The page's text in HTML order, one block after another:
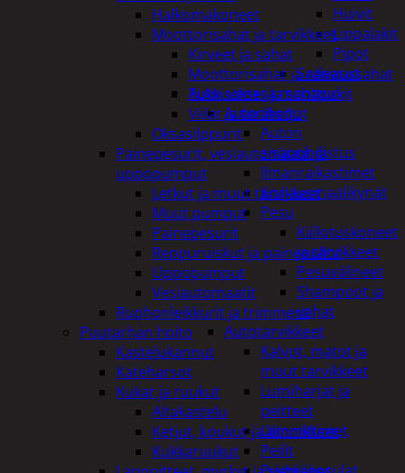
Huivit
Lippalakit
Pipot
Sadeasut
Auto, vene ja moottori
Autonhoito
Auton
sisäpuhdistus
Ilmanraikastimet
Korjausmaalikynät
Pesu
Kiillotuskoneet
ja tarvikkeet
Pesuvälineet
Shampoot ja
vahat
Autotarvikkeet
Kalvot, matot ja
muut tarvikkeet
Lumiharjat ja
peitteet
Lämmittimet
Peilit
Halkomakoneet
Moottorisahat ja tarvikkeet
Kirveet ja sahat
Moottorisahat ja raivaussahat
Tukkisakset ja sahapukit
Viilat ja teräketjut
Oksasilppurit
Painepesurit, vesiautomaatit ja
uppopumput
Letkut ja muut tarvikkeet
Muut pumput
Painepesurit
Reppuruiskut ja painepullot
Uppopumput
Vesiautomaatit
Ruohonleikkurit ja trimmerit
Puutarhan hoito
Kastelukannut
Kateharsot
Kukat ja ruukut
Altakastelu
Ketjut, koukut ja kiinnikkeet
Kukkaruukut